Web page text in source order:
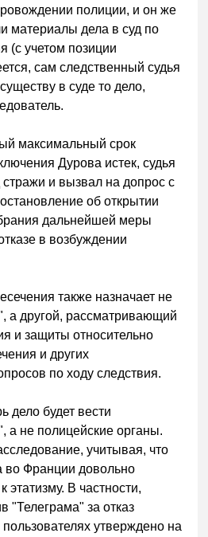
полиции, и он же
материалы дела в суд по
(с учетом позиции
сам следственный судья
в суде то дело,
максимальный срок
Дурова истек, судья
и вызвал на допрос с
об открытии
дальнейшей меры
в возбуждении
также назначает не
а другой, рассматривающий
и защиты относительно
и других
по ходу следствия.
дело будет вести
а не полицейские органы.
учитывая, что
во Франции довольно
этатизму. В частности,
"Телеграма" за отказ
утверждено на